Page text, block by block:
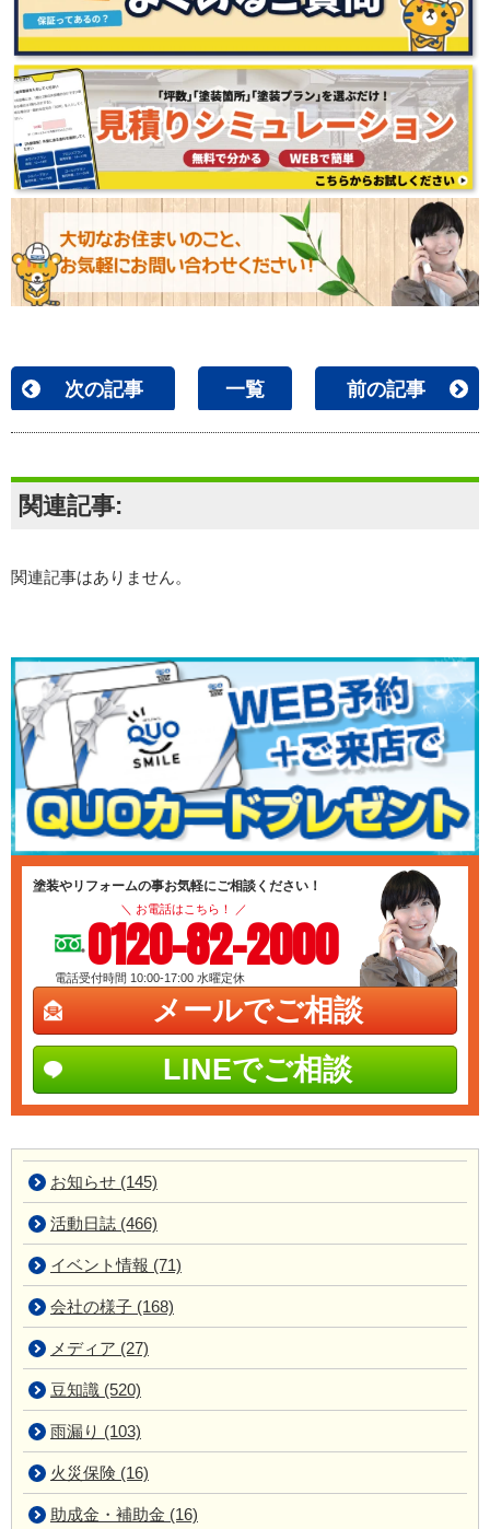
次の記事 一覧 前の記事
関連記事:
関連記事はありません。
塗装やリフォームの事お気軽にご相談ください！
＼ お電話はこちら！ ／
0120-82-2000
電話受付時間 10:00-17:00 水曜定休
メールでご相談
LINEでご相談
お知らせ (145)
活動日誌 (466)
イベント情報 (71)
会社の様子 (168)
メディア (27)
豆知識 (520)
雨漏り (103)
火災保険 (16)
助成金・補助金 (16)